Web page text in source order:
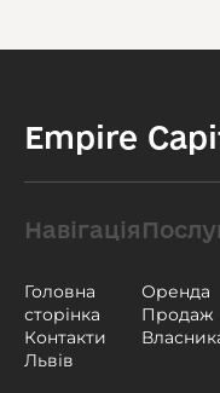
Empire
Навігація
Головна
сторінка
Контакти
Львів
Оренда
Продаж